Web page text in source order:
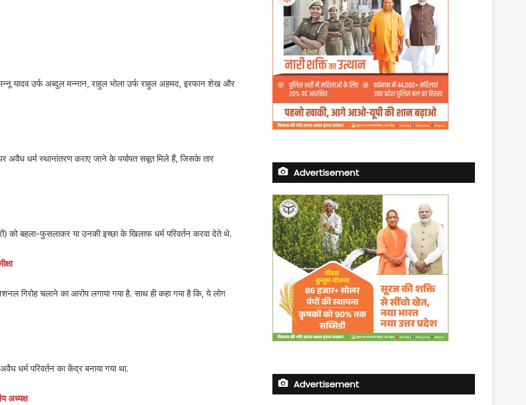
यादव उर्फ अब्दुल मन्नान, राहुल भोला उर्फ राहुल अहमद, इरफान शेख और
धर्म स्थानांतरण कराए जाने के पर्यापत सबूत मिले हैं, जिसके तार
को बहला-फुसलाकर या उनकी इच्छा के खिलाफ धर्म परिवर्तन करवा देते थे.
गिरोह चलाने का आरोप लगाया गया है. साथ ही कहा गया है कि, ये लोग
धर्म परिवर्तन का केंद्र बनाया गया था.
अध्यक्ष
Advertisement
Advertisement